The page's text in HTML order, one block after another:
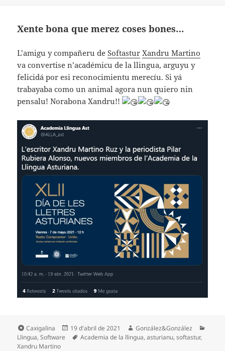
Xente bona que merez coses bones…
L’amigu y compañeru deSoftastur Xandru Martino
va convertise n’académicu de la llingua, arguyu y
felicidá por esi reconocimientu merecíu. Si yá
trabayaba como un animal agora nun quiero nin
pensalu! Norabona Xandru!!
Formatu
Caxigalina
Espublizáu
en
19 d'abril de 2021 Autor
González&González
Llingua,Software Etiquetes
Academia de la llingua,asturianu,softastur,
Xandru Martino